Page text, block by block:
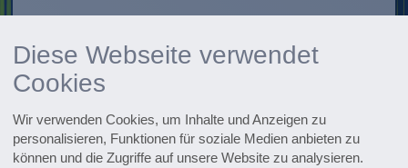
Diese Webseite verwendet
Cookies
Wir verwenden Cookies, um Inhalte und Anzeigen zu
personalisieren, Funktionen für soziale Medien anbieten zu
können und die Zugriffe auf unsere Website zu analysieren.
Innovationen entdecken
Zu den Terminen